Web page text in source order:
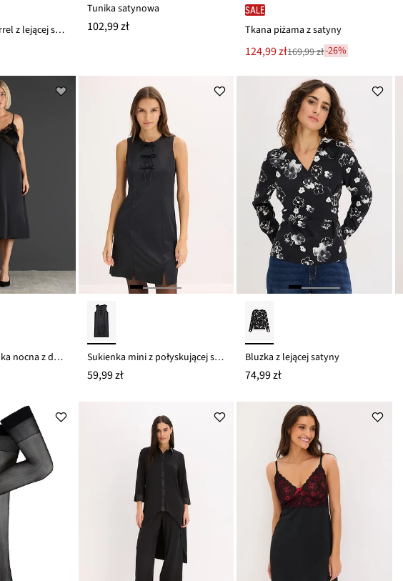
Spodnie typu barrel z lejącej satyny
Tunika satynowa
102,99 zł
SALE
Tkana piżama z satyny
Nowa
cena
to
124,99 zł
Przeceniono169,99 zł-26%
Satynowa koszulka nocna z delikatną koronką Sukienka mini z połyskującej satyny
59,99 zł
Bluzka z lejącej satyny
74,99 zł